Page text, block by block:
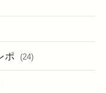
ポ (24)